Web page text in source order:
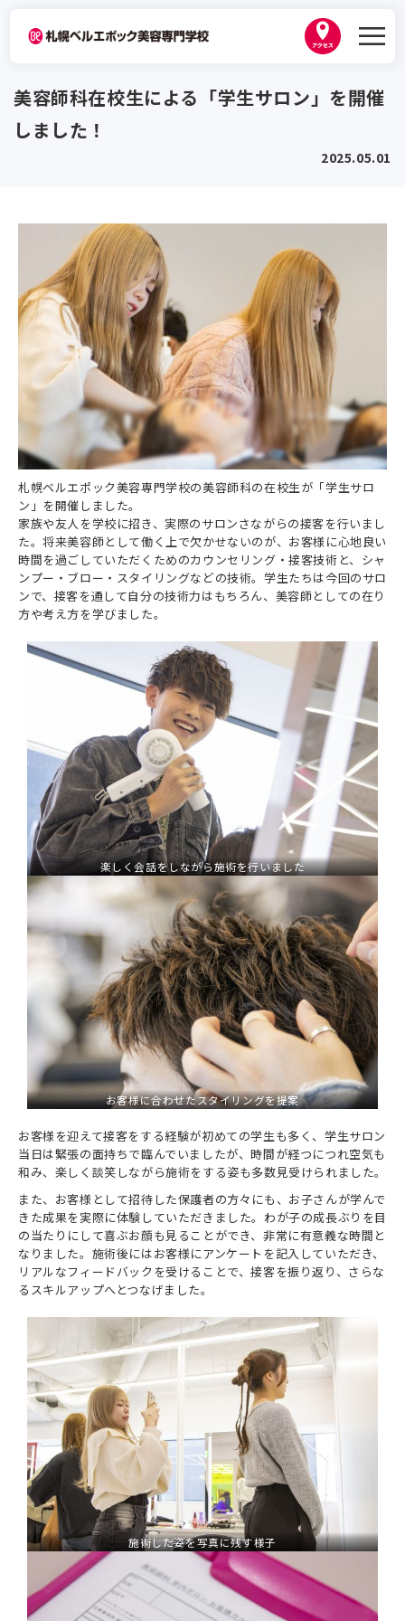
ベルエポックの学び
講師紹介
出身地別インタビュー
職業実践専門課程 認定校
高等教育の修学支援新制度
地域貢献
地図・アクセス
よくある質問
キャンパス紹介
情報公開
お問い合せ
学科紹介
トータルビューティ科
トータルビューティ基礎科１年制
美容師免許プラン
なりたい職種から学科を探す
卒業生紹介
内定者紹介
2026年3月卒業生内定実績
資格取得サポート
就職サポート
キャンパスライフ
年間スケジュール
ひとり暮らし・生活サポート
ベルスナップ
札幌ベルあるある
ベル生の日常
入学案内
2027年度 募集要項・入試日程
AO入試
募集要項（ヘアメイク科・トータルビューティ科美容師免許
プラン）
特待生制度
学費について
学費サポート
合理的配慮について
オープンキャンパス
オープンキャンパス トップ
来校オープンキャンパス
まるわかり相談会
出張オープンキャンパス＆保護者説明会
WEB個別相談会
交通費・宿泊費補助
無料送迎バス
訪問者別
高校1・2年生から始める進路選びの進め方navi
社会人・フリーターの方へ
留学生の方へ
保護者の方へ
業界の方へ（求人票）
高校教員の方へ
卒業生の方へ
採用情報(職員募集)
SNS
line
tiktok
instagram
美容師科在校生による「学生サロン」を開催
しました！
2025.05.01
札幌ベルエポック美容専門学校の美容師科の在校生が「学生サロ
ン」を開催しました。
家族や友人を学校に招き、実際のサロンさながらの接客を行いまし
た。将来美容師として働く上で欠かせないのが、お客様に心地良い
時間を過ごしていただくためのカウンセリング・接客技術と、シャ
ンプー・ブロー・スタイリングなどの技術。学生たちは今回のサロ
ンで、接客を通して自分の技術力はもちろん、美容師としての在り
方や考え方を学びました。
楽しく会話をしながら施術を行いました
お客様に合わせたスタイリングを提案
お客様を迎えて接客をする経験が初めての学生も多く、学生サロン
当日は緊張の面持ちで臨んでいましたが、時間が経つにつれ空気も
和み、楽しく談笑しながら施術をする姿も多数見受けられました。
また、お客様として招待した保護者の方々にも、お子さんが学んで
きた成果を実際に体験していただきました。わが子の成長ぶりを目
の当たりにして喜ぶお顔も見ることができ、非常に有意義な時間と
なりました。施術後にはお客様にアンケートを記入していただき、
リアルなフィードバックを受けることで、接客を振り返り、さらな
るスキルアップへとつなげました。
施術した姿を写真に残す様子